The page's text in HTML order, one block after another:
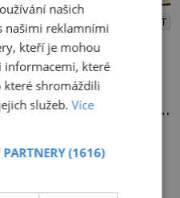
PŘEHRÁT
ČSR bez
na bílém v
roku 1920. Na
čekají ženy napříč
a často za ni
po dlouhá staletí
že se v průběhu
našich
našimi reklamními
kteří je mohou
informacemi, které
shromáždili
služeb.Více
PARTNERY(1616)